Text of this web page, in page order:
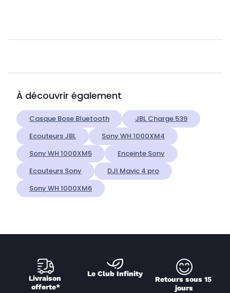
À découvrir également
Casque Bose Bluetooth
JBL Charge 539
Ecouteurs JBL
Sony WH 1000XM4
Sony WH 1000XM5
Enceinte Sony
Ecouteurs Sony
DJI Mavic 4 pro
Sony WH 1000XM6
Livraison
offerte*
Le Club Infinity
Retours sous 15
jours